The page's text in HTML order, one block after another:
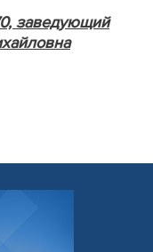
заведующий